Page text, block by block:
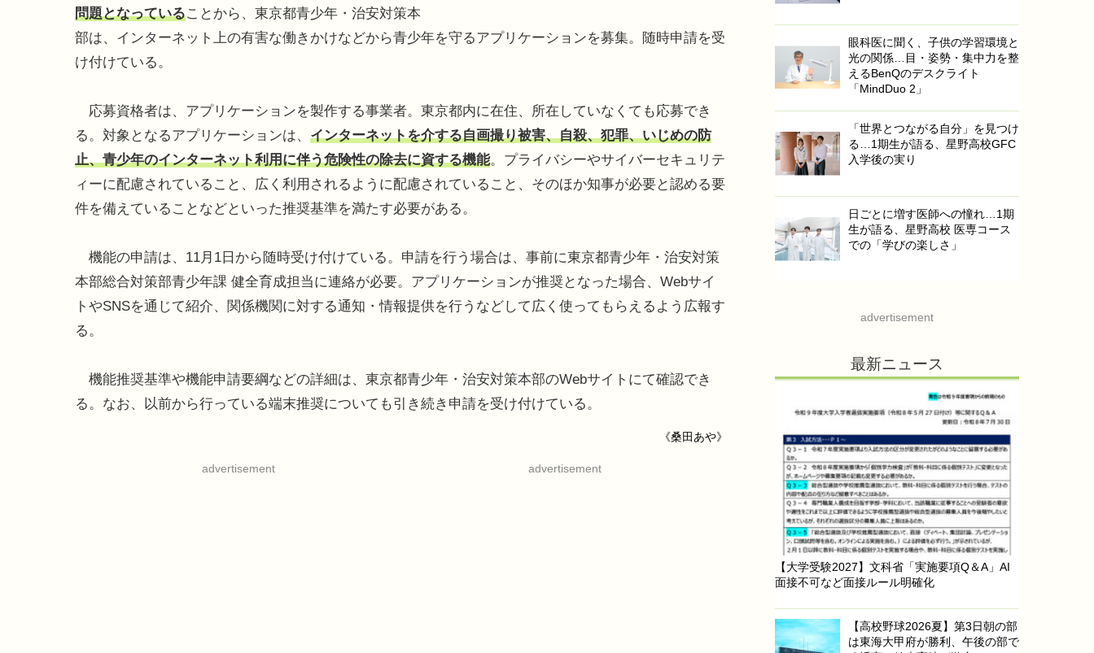
問題となっていることから、東京都青少年・治安対策本
部は、インターネット上の有害な働きかけなどから青少年を守るアプリケーションを募集。随時申請を受
け付けている。
応募資格者は、アプリケーションを製作する事業者。東京都内に在住、所在していなくても応募でき
る。対象となるアプリケーションは、 インターネットを介する自画撮り被害、自殺、犯罪、いじめの防
止、青少年のインターネット利用に伴う危険性の除去に資する機能。プライバシーやサイバーセキュリテ
ィーに配慮されていること、広く利用されるように配慮されていること、そのほか知事が必要と認める要
件を備えていることなどといった推奨基準を満たす必要がある。
機能の申請は、11月1日から随時受け付けている。申請を行う場合は、事前に東京都青少年・治安対策
本部総合対策部青少年課 健全育成担当に連絡が必要。アプリケーションが推奨となった場合、Webサイ
トやSNSを通じて紹介、関係機関に対する通知・情報提供を行うなどして広く使ってもらえるよう広報す
る。
機能推奨基準や機能申請要綱などの詳細は、東京都青少年・治安対策本部のWebサイトにて確認でき
る。なお、以前から行っている端末推奨についても引き続き申請を受け付けている。
《桑田あや》
advertisement advertisement
眼科医に聞く、子供の学習環境と
光の関係…目・姿勢・集中力を整
えるBenQのデスクライト
「MindDuo 2」
「世界とつながる自分」を見つけ
る…1期生が語る、星野高校GFC
入学後の実り
日ごとに増す医師への憧れ…1期
生が語る、星野高校 医専コース
での「学びの楽しさ」
advertisement
最新ニュース
【大学受験2027】文科省「実施要項Q＆A」AI
面接不可など面接ルール明確化
【高校野球2026夏】第3日朝の部
は東海大甲府が勝利、午後の部で